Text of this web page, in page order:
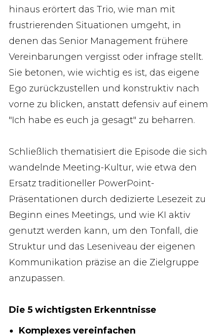
hinaus erörtert das Trio, wie man mit
frustrierenden Situationen umgeht, in
denen das Senior Management frühere
Vereinbarungen vergisst oder infrage stellt.
Sie betonen, wie wichtig es ist, das eigene
Ego zurückzustellen und konstruktiv nach
vorne zu blicken, anstatt defensiv auf einem
"Ich habe es euch ja gesagt" zu beharren.
Schließlich thematisiert die Episode die sich
wandelnde Meeting-Kultur, wie etwa den
Ersatz traditioneller PowerPoint-
Präsentationen durch dedizierte Lesezeit zu
Beginn eines Meetings, und wie KI aktiv
genutzt werden kann, um den Tonfall, die
Struktur und das Leseniveau der eigenen
Kommunikation präzise an die Zielgruppe
anzupassen.
Die 5 wichtigsten Erkenntnisse
Komplexes vereinfachen